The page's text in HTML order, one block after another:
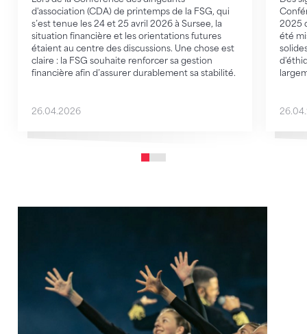
d'association (CDA) de printemps de la FSG, qui
s’est tenue les 24 et 25 avril 2026 à Sursee, la
situation financière et les orientations futures
étaient au centre des discussions. Une chose est
claire : la FSG souhaite renforcer sa gestion
financière afin d’assurer durablement sa stabilité.
26.04.2026
2025
été